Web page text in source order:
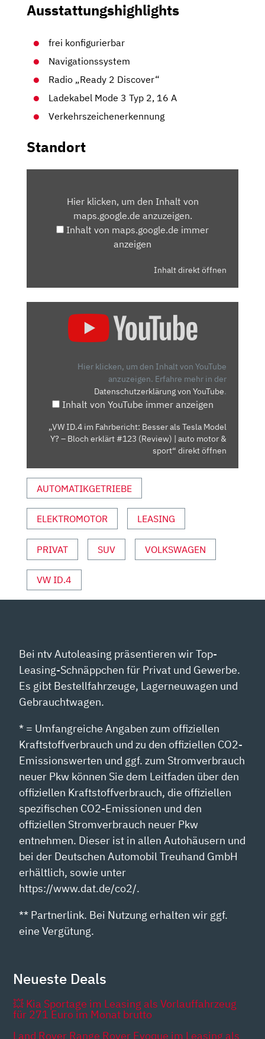
Ausstattungshighlights
frei konfigurierbar
Navigationssystem
Radio „Ready 2 Discover“
Ladekabel Mode 3 Typ 2, 16 A
Verkehrszeichenerkennung
Standort
MAPS.GOOGLE.DEHier klicken, um den Inhalt von
maps.google.de anzuzeigen.
Inhalt von maps.google.de immer
anzeigen
Inhalt direkt öffnen
MODEL
#123
(REVIEW)
|
AUTO
SPORT“
VON
YOUTUBE
Hier klicken, um den Inhalt von YouTube
anzuzeigen. Erfahre mehr in der
Datenschutzerklärung von YouTube.
Inhalt von YouTube immer anzeigen
„VW ID.4 im Fahrbericht: Besser als Tesla Model
Y? – Bloch erklärt #123 (Review) | auto motor &
sport“ direkt öffnen
AUTOMATIKGETRIEBE
ELEKTROMOTOR LEASING
PRIVAT SUV VOLKSWAGEN
VW ID.4
Bei ntv Autoleasing präsentieren wir Top-
Leasing-Schnäppchen für Privat und Gewerbe.
Es gibt Bestellfahrzeuge, Lagerneuwagen und
Gebrauchtwagen.
* = Umfangreiche Angaben zum offiziellen
Kraftstoffverbrauch und zu den offiziellen CO2-
Emissionswerten und ggf. zum Stromverbrauch
neuer Pkw können Sie dem Leitfaden über den
offiziellen Kraftstoffverbrauch, die offiziellen
spezifischen CO2-Emissionen und den
offiziellen Stromverbrauch neuer Pkw
entnehmen. Dieser ist in allen Autohäusern und
bei der Deutschen Automobil Treuhand GmbH
erhältlich, sowie unter
https://www.dat.de/co2/.
** Partnerlink. Bei Nutzung erhalten wir ggf.
eine Vergütung.
Neueste Deals
💥 Kia Sportage im Leasing als Vorlauffahrzeug
für 271 Euro im Monat brutto
Land Rover Range Rover Evoque im Leasing als